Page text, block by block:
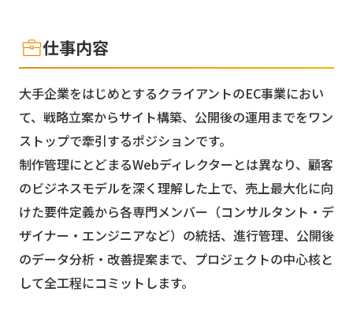
仕事内容
大手企業をはじめとするクライアントのEC事業におい
て、戦略立案からサイト構築、公開後の運用までをワン
ストップで牽引するポジションです。
制作管理にとどまるWebディレクターとは異なり、顧客
のビジネスモデルを深く理解した上で、売上最大化に向
けた要件定義から各専門メンバー（コンサルタント・デ
ザイナー・エンジニアなど）の統括、進行管理、公開後
のデータ分析・改善提案まで、プロジェクトの中心核と
して全工程にコミットします。